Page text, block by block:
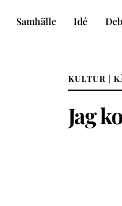
Samhälle Idé
KULTUR |
Jag